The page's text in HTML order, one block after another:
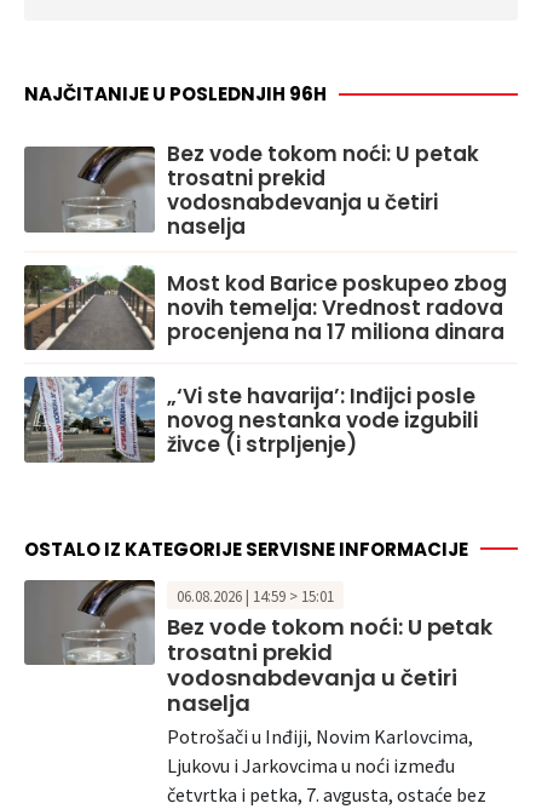
NAJČITANIJE U POSLEDNJIH 96H
Bez vode tokom noći: U petak
trosatni prekid
vodosnabdevanja u četiri
naselja
Most kod Barice poskupeo zbog
novih temelja: Vrednost radova
procenjena na 17 miliona dinara
„‘Vi ste havarija’: Inđijci posle
novog nestanka vode izgubili
živce (i strpljenje)
OSTALO IZ KATEGORIJE SERVISNE INFORMACIJE
06.08.2026 | 14:59 > 15:01
Bez vode tokom noći: U petak
trosatni prekid
vodosnabdevanja u četiri
naselja
Potrošači u Inđiji, Novim Karlovcima,
Ljukovu i Jarkovcima u noći između
četvrtka i petka, 7. avgusta, ostaće bez